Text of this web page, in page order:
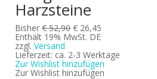
Harzsteine
Bisher €52,90Ursprünglicher
Preis
€ 52,90
€ 26,45
€ 26,45.
Enthält 19% MwSt. DE
zzgl.Versand
Lieferzeit: ca. 2-3 Werktage
Zur Wishlist hinzufügen
Zur Wishlist hinzufügen